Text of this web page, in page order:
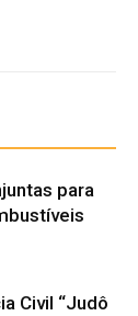
para
Civil “Judô